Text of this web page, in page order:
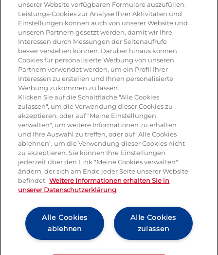
Pizza
Pasta & aufläufe
Salat
Risotto
Dessert
Tiramisu
Vegetarisch
Produkte
Mozzarella
Mascarpone
Ricotta
Gorgonzola
unserer Website verfügbaren Formulare auszufüllen.
Leistungs-Cookies zur Analyse Ihrer Aktivitäten und
Einstellungen können auch von unserer Website und
unseren Partnern gesetzt werden, damit wir Ihre
Interessen durch Messungen der Seitenaufrufe
besser verstehen können. Darüber hinaus können
Cookies für personalisierte Werbung von unseren
Partnern verwendet werden, um ein Profil Ihrer
Interessen zu erstellen und Ihnen personalisierte
Werbung zukommen zu lassen.
Klicken Sie auf die Schaltfläche "Alle Cookies
zulassen", um die Verwendung dieser Cookies zu
akzeptieren, oder auf "Meine Einstellungen
verwalten", um weitere Informationen zu erhalten
und Ihre Auswahl zu treffen, oder auf "Alle Cookies
ablehnen", um die Verwendung dieser Cookies nicht
zu akzeptieren. Sie können Ihre Einstellungen
jederzeit über den Link "Meine Cookies verwalten"
ändern, der sich am Ende jeder Seite unserer Website
befindet. Weitere Informationen erhalten Sie in
unserer Datenschutzerklärung
Alle Cookies
zulassen
Alle Cookies
ablehnen